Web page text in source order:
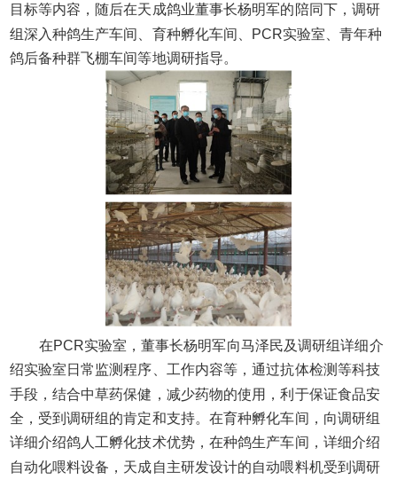
目标等内容，随后在天成鸽业董事长杨明军的陪同下，调研
组深入种鸽生产车间、育种孵化车间、PCR实验室、青年种
鸽后备种群飞棚车间等地调研指导。
在PCR实验室，董事长杨明军向马泽民及调研组详细介
绍实验室日常监测程序、工作内容等，通过抗体检测等科技
手段，结合中草药保健，减少药物的使用，利于保证食品安
全，受到调研组的肯定和支持。在育种孵化车间，向调研组
详细介绍鸽人工孵化技术优势，在种鸽生产车间，详细介绍
自动化喂料设备，天成自主研发设计的自动喂料机受到调研